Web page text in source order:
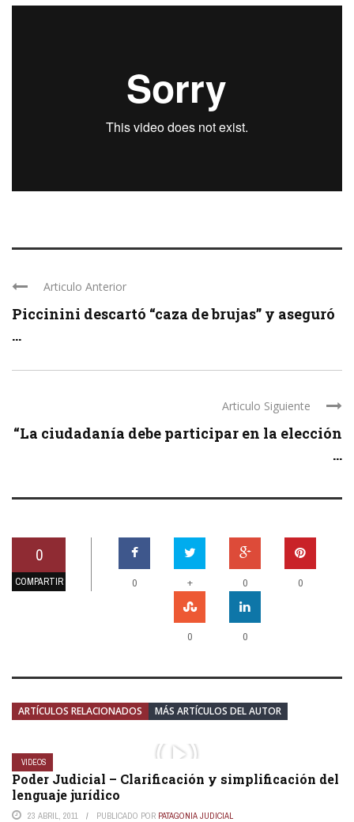
Articulo Anterior
Piccinini descartó “caza de brujas” y aseguró
...
Articulo Siguiente
“La ciudadanía debe participar en la elección
...
0
COMPARTIR 0 + 0 0
0 0
ARTÍCULOS RELACIONADOS MÁS ARTÍCULOS DEL AUTOR
VIDEOS
Poder Judicial – Clarificación y simplificación del
lenguaje jurídico
23 ABRIL, 2011 PUBLICADO POR PATAGONIA JUDICIAL